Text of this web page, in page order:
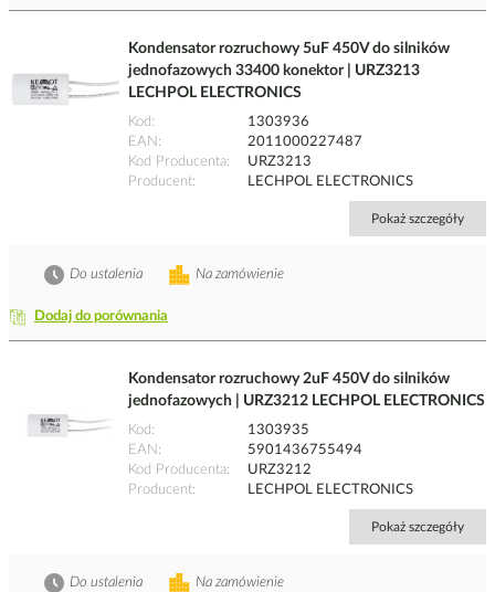
Kondensator rozruchowy 5uF 450V do silników
jednofazowych 33400 konektor | URZ3213
LECHPOL ELECTRONICS
Kod
1303936
EAN
2011000227487
Kod Producenta
URZ3213
Producent
LECHPOL ELECTRONICS
Pokaż szczegóły
Dodaj do porównania
Na zamówienie
Do ustalenia
Kondensator rozruchowy 2uF 450V do silników
jednofazowych | URZ3212 LECHPOL ELECTRONICS
Kod
1303935
EAN
5901436755494
Kod Producenta
URZ3212
Producent
LECHPOL ELECTRONICS
Pokaż szczegóły
Na zamówienie
Do ustalenia